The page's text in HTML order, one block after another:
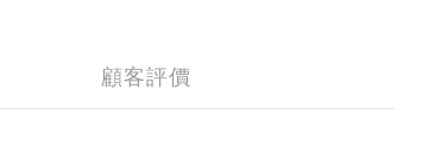
顧客評價